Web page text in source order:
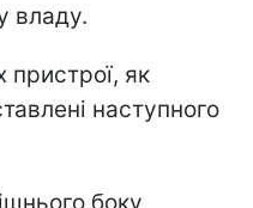
владу.
пристрої, як
наступного
боку